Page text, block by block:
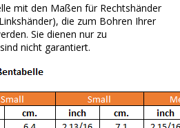
mit den Maßen für Rechtshänder
die zum Bohren Ihrer
Sie dienen nur zu
nicht garantiert.